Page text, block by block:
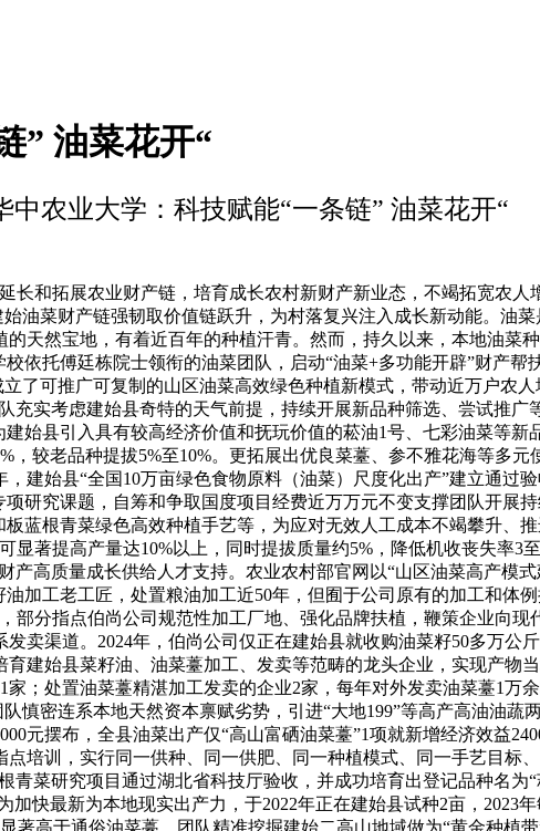
” 油菜花开“
中农业大学：科技赋能“一条链” 油菜花开“
拓展农业财产链，培育成长农村新财产新业态，不竭拓宽农人
油菜财产链强韧取价值链跃升，为村落复兴注入成长新动能。油
天然宝地，有着近百年的种植汗青。然而，持久以来，本地油菜
依托傅廷栋院士领衔的油菜团队，启动“油菜+多功能开辟”财产
了可推广可复制的山区油菜高效绿色种植新模式，带动近万户农
充实考虑建始县奇特的天气前提，持续开展新品种筛选、尝试推广
始县引入具有较高经济价值和抚玩价值的菘油1号、七彩油菜等
较老品种提拔5%至10%。更拓展出优良菜薹、参不雅花海等多元
建始县“全国10万亩绿色食物原料（油菜）尺度化出产”建立通过
研究课题，自筹和争取国度项目经费近万万元不变支撑团队开展
蓝根青菜绿色高效种植手艺等，为应对无效人工成本不竭攀升、
著提高产量达10%以上，同时提拔质量约5%，降低机收丧失率3
产高质量成长供给人才支持。农业农村部官网以“山区油菜高产模
加工老工匠，处置粮油加工近50年，但囿于公司原有的加工和体
部分指点伯尚公司规范性加工厂地、强化品牌扶植，鞭策企业向
卖渠道。2024年，伯尚公司仅正在建始县就收购油菜籽50多万公
建始县菜籽油、油菜薹加工、发卖等范畴的龙头企业，实现产物
；处置油菜薹精湛加工发卖的企业2家，每年对外发卖油菜薹1万
慎密连系本地天然资本禀赋劣势，引进“大地199”等高产高油油
元摆布，全县油菜出产仅“高山富硒油菜薹”1项就新增经济效益
培训，实行同一供种、同一供肥、同一种植模式、同一手艺目标
青菜研究项目通过湖北省科技厅验收，并成功培育出登记品种名为
快最新为本地现实出产力，于2022年正在建始县试种2亩，2023
著高于通俗油菜薹。团队精准挖掘建始二高山地域做为“黄金种植